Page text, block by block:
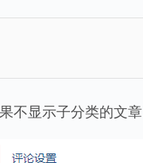
不显示子分类的文